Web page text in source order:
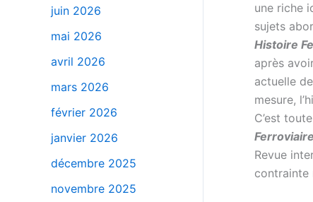
juin 2026
mai 2026
avril 2026
mars 2026
février 2026
janvier 2026
décembre 2025
novembre 2025
une riche
sujets
Histoire
après
actuelle
mesure,
C’est
Revue
contrainte